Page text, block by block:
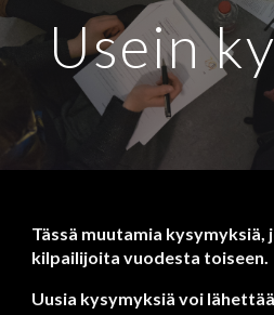
Usein
Tässä muutamia
kilpailijoita vuodesta toiseen.
Uusia kysymyksiä voi lähettää